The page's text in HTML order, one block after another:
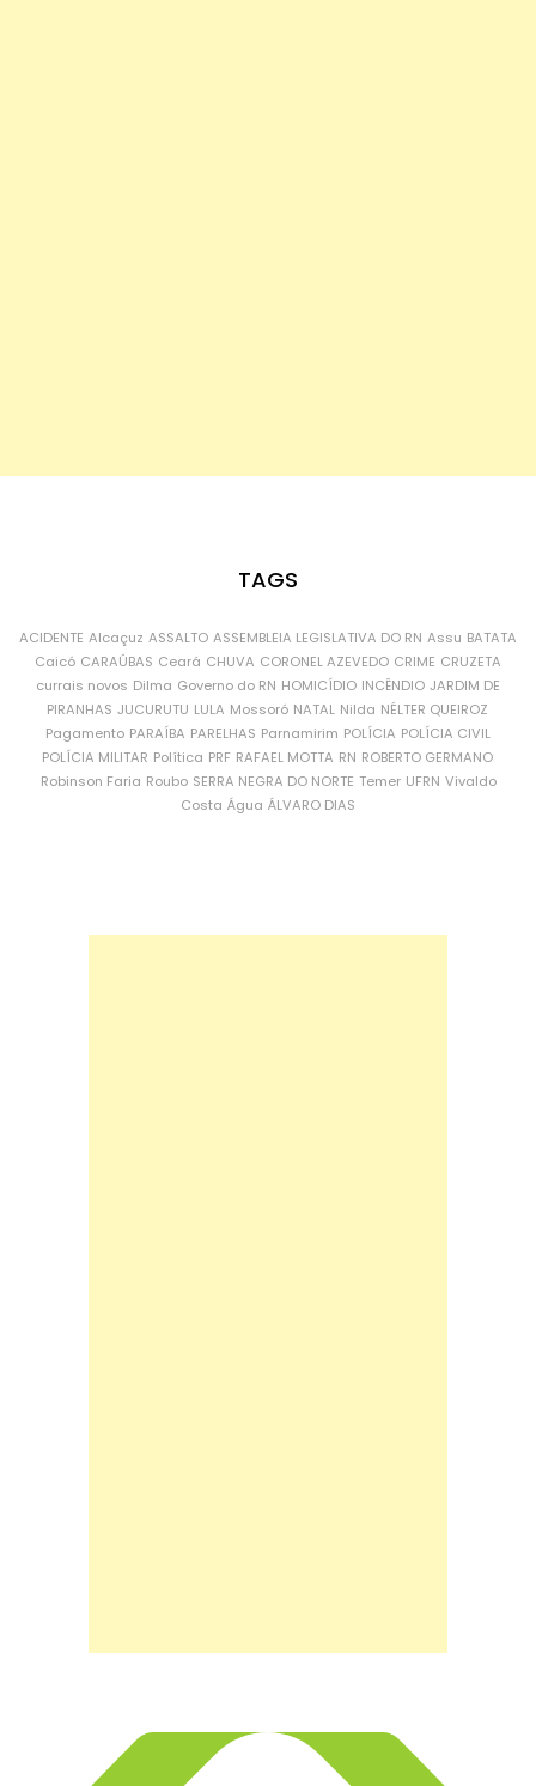
TAGS
ACIDENTE Alcaçuz ASSALTO ASSEMBLEIA LEGISLATIVA DO RN Assu BATATA
Caicó CARAÚBAS Ceará CHUVA CORONEL AZEVEDO CRIME CRUZETA
currais novos Dilma Governo do RN HOMICÍDIO INCÊNDIO JARDIM DE
PIRANHAS JUCURUTU LULA Mossoró NATAL Nilda NÉLTER QUEIROZ
Pagamento PARAÍBA PARELHAS Parnamirim POLÍCIA POLÍCIA CIVIL
POLÍCIA MILITAR Política PRF RAFAEL MOTTA RN ROBERTO GERMANO
Robinson Faria Roubo SERRA NEGRA DO NORTE Temer UFRN Vivaldo
Costa Água ÁLVARO DIAS